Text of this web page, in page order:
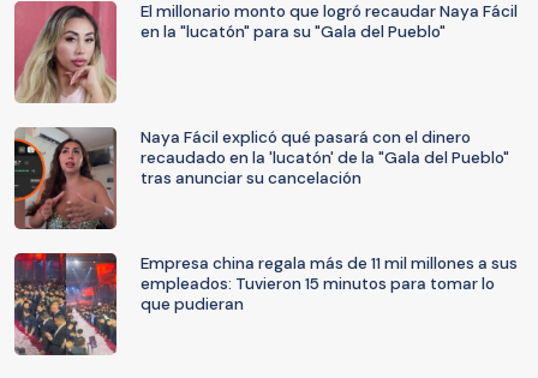
El millonario monto que logró recaudar Naya Fácil
en la "lucatón" para su "Gala del Pueblo"
Naya Fácil explicó qué pasará con el dinero
recaudado en la 'lucatón' de la "Gala del Pueblo"
tras anunciar su cancelación
Empresa china regala más de 11 mil millones a sus
empleados: Tuvieron 15 minutos para tomar lo
que pudieran